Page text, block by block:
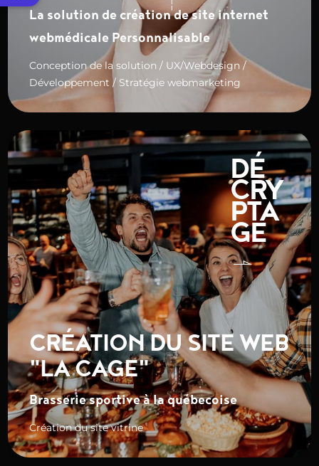
La solution de création de site internet
webmédicale Personnalisable
Conception de la solution / UX/Webdesign /
Développement / Stratégie webmarketing
DÉ
CRY
PTA
GE
CRÉATION DU SITE WEB
"LA CAGE"
Brasserie sportive à la québecoise
Création du site vitrine